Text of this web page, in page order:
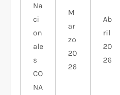
Na
ci
on
ale
s
CO
NA
M
ar
zo
20
26
Ab
ril
20
26